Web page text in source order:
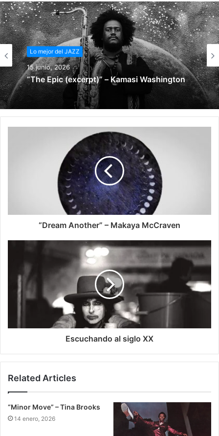
Lo mejor del JAZZ
15 junio, 2026
“The Epic (excerpt)” – Kamasi Washington
“Dream Another” – Makaya McCraven
Escuchando al siglo XX
Related Articles
“Minor Move” – Tina Brooks
14 enero, 2026